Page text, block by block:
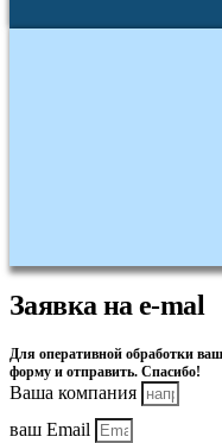
Заявка на e-mal
Для оперативной обработки
форму и отправить. Спасибо!
Ваша компания
ваш Email